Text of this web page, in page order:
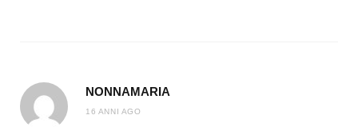
NONNAMARIA
16 ANNI AGO